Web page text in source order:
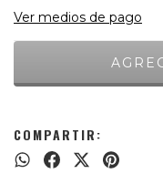
Ver medios de pago
COMPARTIR: